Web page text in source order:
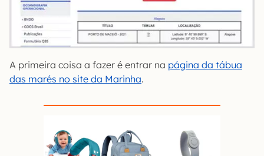
A primeira coisa a fazer é entrar na página da tábua
das marés no site da Marinha.